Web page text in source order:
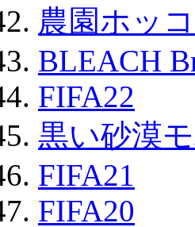
農園ホッ
BLEACH
FIFA22
黒い砂漠
FIFA21
FIFA20